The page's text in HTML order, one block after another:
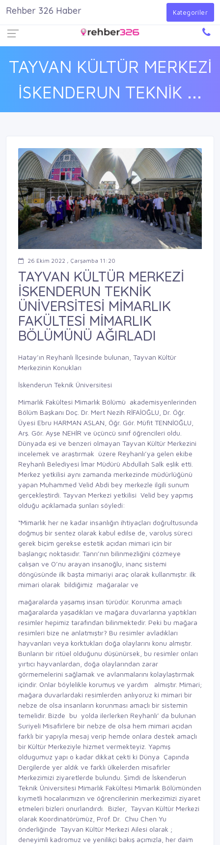
Giriş Yap
TAYVAN KÜLTÜR MERKEZİ
İSKENDERUN TEKNİK ...
Rehber 326 Haber Kategoriler
26 Ekim 2022 , Çarşamba 11:20
TAYVAN KÜLTÜR MERKEZİ
İSKENDERUN TEKNİK
ÜNİVERSİTESİ MİMARLIK
FAKÜLTESİ MİMARLIK
BÖLÜMÜNÜ AĞIRLADI
Hatay’ın Reyhanlı İlçesinde bulunan, Tayvan Kültür
Merkezinin Konukları
İskenderun Teknik Üniversitesi
Mimarlık Fakültesi Mimarlık Bölümü akademisyenlerinden
Bölüm Başkanı Doç. Dr. Mert Nezih RİFAİOĞLU, Dr. Öğr.
Üyesi Ebru HARMAN ASLAN, Öğr. Gör. Müfit TENNİOĞLU,
Arş. Gör. Ayşe NEHİR ve üçüncü sınıf öğrencileri oldu.
Dünyada eşi ve benzeri olmayan Tayvan Kültür Merkezini
incelemek ve araştırmak üzere Reyhanlı’ya gelen ekibe
Reyhanlı Belediyesi İmar Müdürü Abdullah Salk eşlik etti.
Merkez yetkilisi aynı zamanda merkezinde müdürlüğünü
yapan Muhammed Velid Abdi bey merkezle ilgili sunum
gerçekleştirdi. Tayvan Merkezi yetkilisi Velid bey yapmış
olduğu açıklamada şunları söyledi:
“Mimarlık her ne kadar insanlığın ihtiyaçları doğrultusunda
doğmuş bir sentez olarak kabul edilse de, varoluş süreci
gerek biçim gerekse estetik açıdan mimari için bir
başlangıç noktasıdır. Tanrı’nın bilinmezliğini çözmeye
çalışan ve O’nu arayan insanoğlu, inanç sistemi
döngüsünde ilk başta mimariyi araç olarak kullanmıştır. ilk
mimari olarak bildiğimiz mağaralar ve
mağaralarda yaşamış insan türüdür. Korunma amaçlı
mağaralarda yaşadıkları ve mağara duvarlarına yaptıkları
resimler hepimiz tarafından bilinmektedir. Peki bu mağara
resimleri bize ne anlatmıştır? Bu resimler avladıkları
hayvanları veya korktukları doğa olaylarını konu almıştır.
Bunların bir ritüel olduğunu düşünürsek, bu resimler onları
yırtıcı hayvanlardan, doğa olaylarından zarar
görmemelerini sağlamak ve avlanmalarını kolaylaştırmak
içindir. Onlar böylelikle korumuş ve yardım almıştır. Mimari;
mağara duvarlardaki resimlerden anlıyoruz ki mimari bir
nebze de olsa insanların korunması amaçlı bir sistemin
temelidir. Bizde bu yolda ilerlerken Reyhanlı’ da bulunan
Suriyeli Misafirlere bir nebze de olsa hem mimari açıdan
farklı bir yapıyla mesaj verip hemde onlara destek amaçlı
bir Kültür Merkeziyle hizmet vermekteyiz. Yapmış
oldugumuz yapı o kadar dikkat çekti ki Dünya Çapında
Dergilerde yer aldık ve farklı ülkelerden misafirler
Merkezimizi ziyaretlerde bulundu. Şimdi de İskenderun
Teknik Üniversitesi Mimarlık Fakültesi Mimarlık Bölümünden
kıymetli hocalarımızın ve öğrencilerinin merkezimizi ziyaret
etmeleri bizleri onurlandırdı. Bizler, Tayvan Kültür Merkezi
olarak Koordinatörümüz, Prof. Dr. Chıu Chen Yu
önderliğinde Tayvan Kültür Merkezi Ailesi olarak ;
deneyimli kadromuz ve yenilikçi bakış açımızla, her daim